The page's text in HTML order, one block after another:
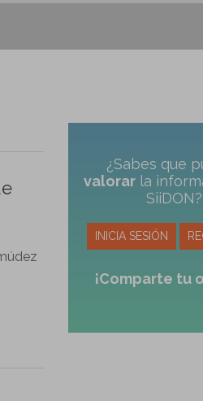
¿Sabes que
valorar la
SiiDON?
INICIA SESIÓN
¡Comparte tu